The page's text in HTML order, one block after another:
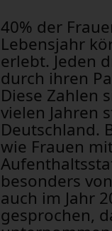
40% der
Lebensjahr
erlebt. Jeden
durch ihren
Diese Zahlen
vielen Jahren
Deutschland.
wie Frauen
besonders
auch im Jahr
gesprochen,